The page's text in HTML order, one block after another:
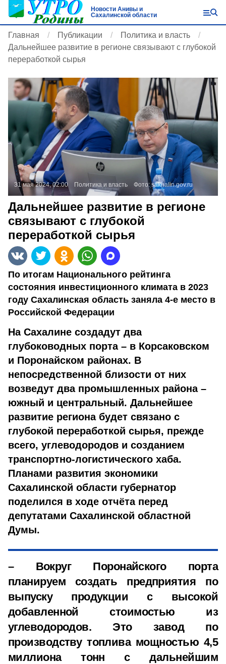
Новости Анивы и
Сахалинской области
Главная Публикации
Политика и власть
Дальнейшее развитие в регионе связывают с глубокой
переработкой сырья
31 мая 2024, 02:00 Политика и власть Фото:sakhalin.gov.ru
Дальнейшее развитие в регионе
связывают с глубокой
переработкой сырья
По итогам Национального рейтинга
состояния инвестиционного климата в 2023
году Сахалинская область заняла 4-е место в
Российской Федерации
На Сахалине создадут два
глубоководных порта – в Корсаковском
и Поронайском районах. В
непосредственной близости от них
возведут два промышленных района –
южный и центральный. Дальнейшее
развитие региона будет связано с
глубокой переработкой сырья, прежде
всего, углеводородов и созданием
транспортно-логистического хаба.
Планами развития экономики
Сахалинской области губернатор
поделился в ходе отчёта перед
депутатами Сахалинской областной
Думы.
– Вокруг Поронайского порта
планируем создать предприятия по
выпуску продукции с высокой
добавленной стоимостью из
углеводородов. Это завод по
производству топлива мощностью 4,5
миллиона тонн с дальнейшим